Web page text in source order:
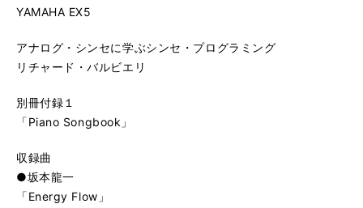
YAMAHA EX5
アナログ・シンセに学ぶシンセ・プログラミング
リチャード・バルビエリ
別冊付録１
「Piano Songbook」
収録曲
●坂本龍一
「Energy Flow」